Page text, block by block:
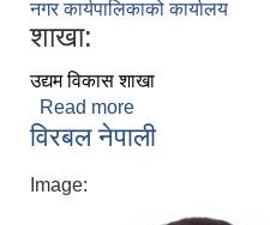
नगर कार्यपालिकाको कार्यालय
शाखा:
उद्यम विकास शाखा
Read more
विरबल नेपाली
Image: